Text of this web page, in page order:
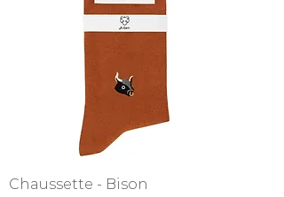
Chaussette - Bison